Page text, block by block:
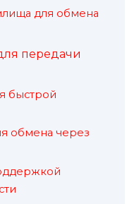
для обмена
передачи
быстрой
обмена через